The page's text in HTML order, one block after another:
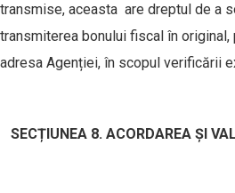
transmise, aceasta are dreptul de a
transmiterea bonului fiscal în
adresa Agenției, în scopul verificării
SECȚIUNEA 8. ACORDAREA ȘI